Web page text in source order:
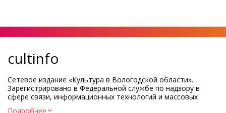
cultinfo
Сетевое издание «Культура в Вологодской области».
Зарегистрировано в Федеральной службе по надзору в
сфере связи, информационных технологий и массовых
Подробнее